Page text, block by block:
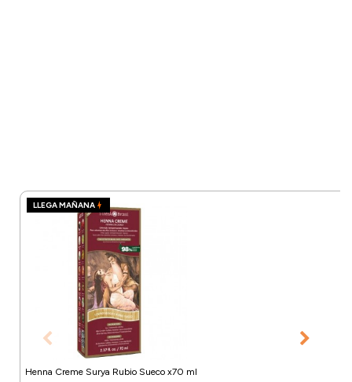
LLEGA MAÑANA
Henna Creme Surya Rubio Sueco x70 ml